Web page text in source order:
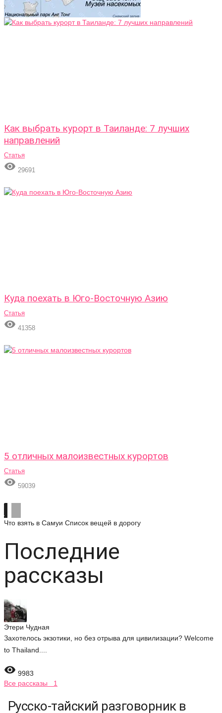
Как выбрать курорт в Таиланде: 7 лучших
направлений
Статья
 29691
Куда поехать в Юго-Восточную Азию
Статья
 41358
5 отличных малоизвестных курортов
Статья
 59039
Что взять в Самуи Список вещей в дорогу
Последние
рассказы
Этери Чудная
Захотелось экзотики, но без отрыва для цивилизации? Welcome
to Thailand....
 9983
Все рассказы 1
Русско-тайский разговорник в